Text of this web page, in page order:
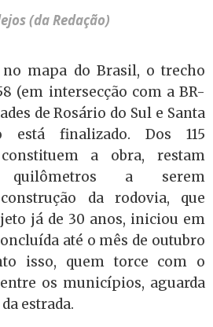
(da Redação)
mapa do Brasil, o trecho
(em intersecção com a BR-
de Rosário do Sul e Santa
está finalizado. Dos 115
a obra, restam
a serem
da rodovia, que
já de 30 anos, iniciou em
até o mês de outubro
isso, quem torce com o
os municípios, aguarda
estrada.